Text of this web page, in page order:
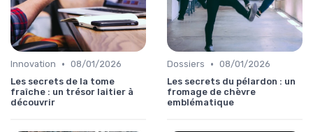
Innovation • 08/01/2026
Les secrets de la tome
fraîche : un trésor laitier à
découvrir
Dossiers • 08/01/2026
Les secrets du pélardon : un
fromage de chèvre
emblématique